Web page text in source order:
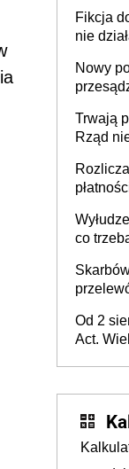
Fikcja
nie
Nowy
Trwają
Rząd
co
Od 2
Act.